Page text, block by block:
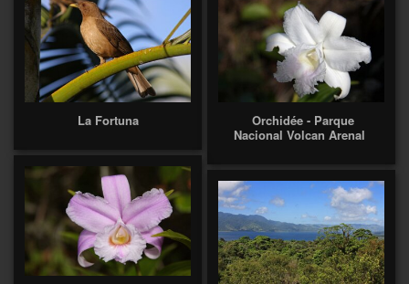
La Fortuna
Orchidée - Parque
Nacional Volcan Arenal